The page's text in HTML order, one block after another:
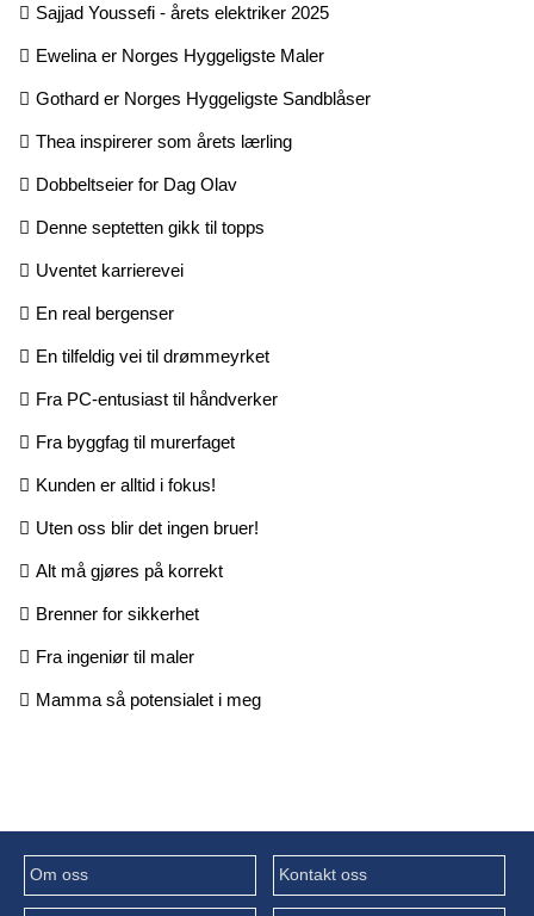
Sajjad Youssefi - årets elektriker 2025
Ewelina er Norges Hyggeligste Maler
Gothard er Norges Hyggeligste Sandblåser
Thea inspirerer som årets lærling
Dobbeltseier for Dag Olav
Denne septetten gikk til topps
Uventet karrierevei
En real bergenser
En tilfeldig vei til drømmeyrket
Fra PC-entusiast til håndverker
Fra byggfag til murerfaget
Kunden er alltid i fokus!
Uten oss blir det ingen bruer!
Alt må gjøres på korrekt
Brenner for sikkerhet
Fra ingeniør til maler
Mamma så potensialet i meg
Om oss Kontakt oss